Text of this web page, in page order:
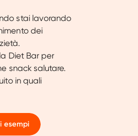
stai lavorando
dei
Diet Bar per
snack salutare.
in quali
esempi